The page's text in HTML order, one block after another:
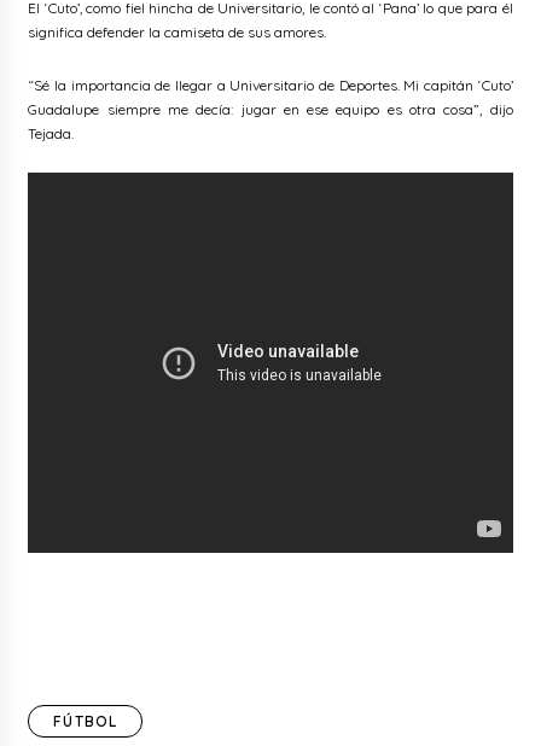
El ‘Cuto’, como fiel hincha de Universitario, le contó al ‘Pana’ lo que para él
significa defender la camiseta de sus amores.
“Sé la importancia de llegar a Universitario de Deportes. Mi capitán ‘Cuto’
Guadalupe siempre me decía: jugar en ese equipo es otra cosa”, dijo
Tejada.
FÚTBOL